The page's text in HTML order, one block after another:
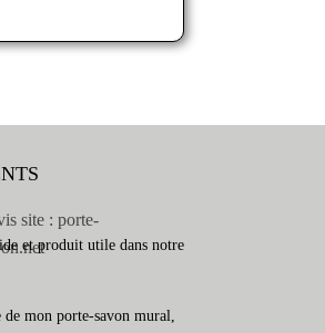
et produit utile dans notre
de mon porte-savon mural,